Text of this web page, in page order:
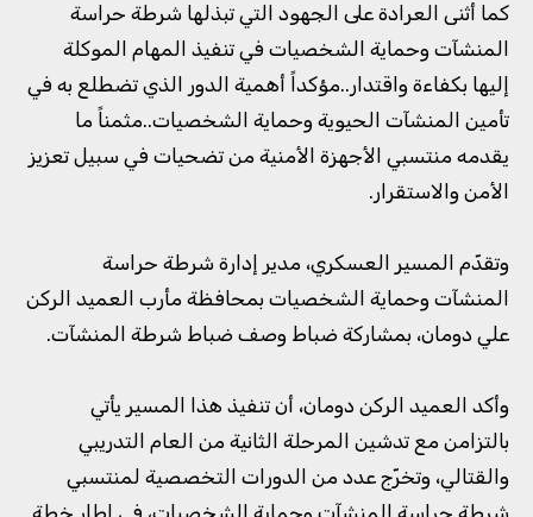
كما أثنى العرادة على الجهود التي تبذلها شرطة حراسة
المنشآت وحماية الشخصيات في تنفيذ المهام الموكلة
إليها بكفاءة واقتدار..مؤكداً أهمية الدور الذي تضطلع به في
تأمين المنشآت الحيوية وحماية الشخصيات..مثمناً ما
يقدمه منتسبي الأجهزة الأمنية من تضحيات في سبيل تعزيز
الأمن والاستقرار.
وتقدّم المسير العسكري، مدير إدارة شرطة حراسة
المنشآت وحماية الشخصيات بمحافظة مأرب العميد الركن
علي دومان، بمشاركة ضباط وصف ضباط شرطة المنشآت.
وأكد العميد الركن دومان، أن تنفيذ هذا المسير يأتي
بالتزامن مع تدشين المرحلة الثانية من العام التدريبي
والقتالي، وتخرّج عدد من الدورات التخصصية لمنتسبي